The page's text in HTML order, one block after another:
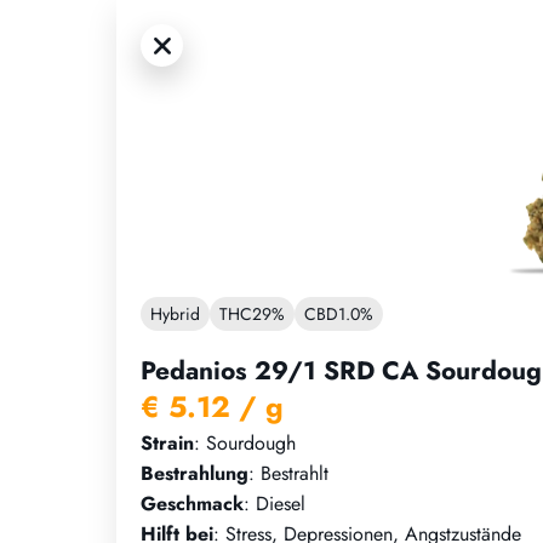
Hybrid THC29% CBD1.0%
Pedanios 29/1 SRD CA
€ 5.12 / g
Strain: Sourdough
Bestrahlung: Bestrahlt
Geschmack: Diesel
Hilft bei: Stress, Depressionen, Angstzustände